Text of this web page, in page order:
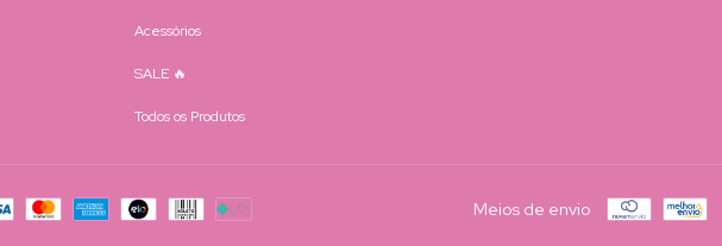
Acessórios
SALE 🔥
Todos os Produtos
Meios de envio